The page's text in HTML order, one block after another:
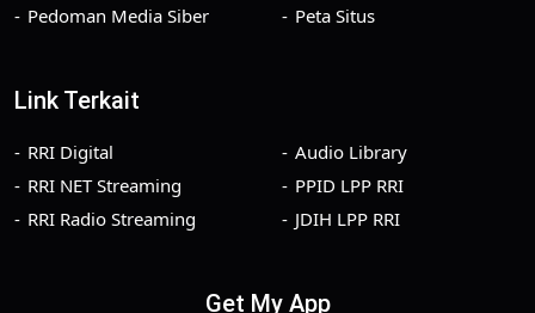
Pedoman Media Siber
Peta Situs
Link Terkait
RRI Digital
RRI NET Streaming
RRI Radio Streaming
Audio Library
PPID LPP RRI
JDIH LPP RRI
Get My App